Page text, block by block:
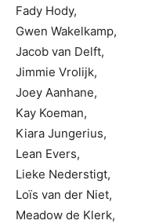
Fady Hody,
Gwen Wakelkamp,
Jacob van Delft,
Jimmie Vrolijk,
Joey Aanhane,
Kay Koeman,
Kiara Jungerius,
Lean Evers,
Lieke Nederstigt,
Loïs van der Niet,
Meadow de Klerk,